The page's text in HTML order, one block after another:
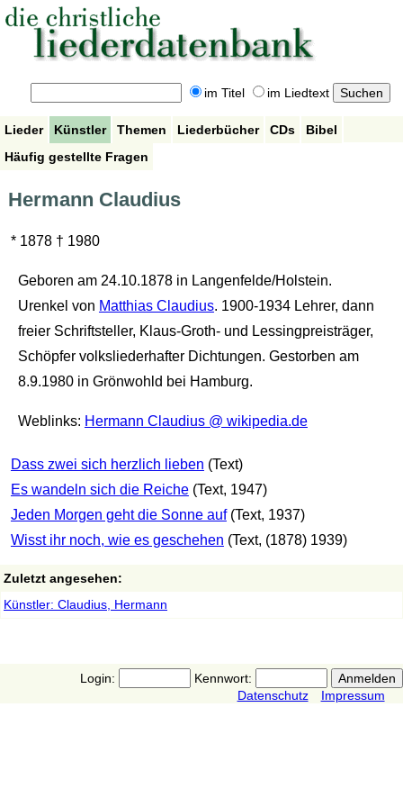
im Titel im Liedtext
Lieder Künstler Themen Liederbücher CDs
Bibel
Häufig gestellte Fragen
Hermann Claudius
* 1878 † 1980
Geboren am 24.10.1878 in Langenfelde/Holstein.
Urenkel von Matthias Claudius. 1900-1934 Lehrer, dann
freier Schriftsteller, Klaus-Groth- und Lessingpreisträger,
Schöpfer volksliederhafter Dichtungen. Gestorben am
8.9.1980 in Grönwohld bei Hamburg.
Weblinks: Hermann Claudius @ wikipedia.de
Dass zwei sich herzlich lieben (Text)
Es wandeln sich die Reiche (Text, 1947)
Jeden Morgen geht die Sonne auf (Text, 1937)
Wisst ihr noch, wie es geschehen (Text, (1878) 1939)
Zuletzt angesehen:
Künstler: Claudius, Hermann
Login:
Kennwort:
Datenschutz
Impressum